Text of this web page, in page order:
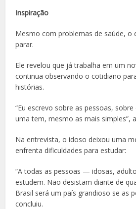
Inspiração
Mesmo com problemas de saúde, o
parar.
Ele revelou que já trabalha em um
continua observando o cotidiano
histórias.
“Eu escrevo sobre as pessoas,
uma tem, mesmo as mais simples”,
Na entrevista, o idoso deixou uma
enfrenta dificuldades para estudar:
“A todas as pessoas — idosas,
estudem. Não desistam diante de
Brasil será um país grandioso se as
concluiu.